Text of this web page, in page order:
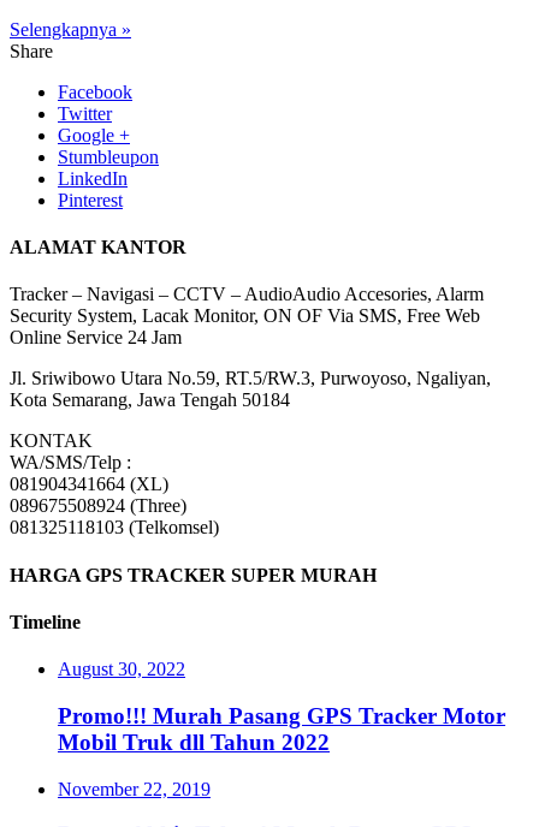
Selengkapnya »
Share
Facebook
Twitter
Google +
Stumbleupon
LinkedIn
Pinterest
ALAMAT KANTOR
Tracker – Navigasi – CCTV – AudioAudio Accesories, Alarm
Security System, Lacak Monitor, ON OF Via SMS, Free Web
Online Service 24 Jam
Jl. Sriwibowo Utara No.59, RT.5/RW.3, Purwoyoso, Ngaliyan,
Kota Semarang, Jawa Tengah 50184
KONTAK
WA/SMS/Telp :
081904341664 (XL)
089675508924 (Three)
081325118103 (Telkomsel)
HARGA GPS TRACKER SUPER MURAH
Timeline
August 30, 2022
Promo!!! Murah Pasang GPS Tracker Motor
Mobil Truk dll Tahun 2022
November 22, 2019